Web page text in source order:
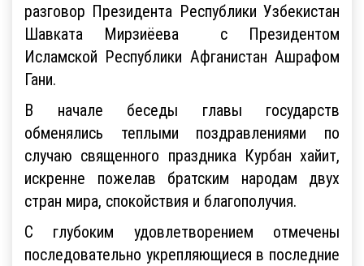
разговор Президента Республики Узбекистан
Шавката Мирзиёева с Президентом
Исламской Республики Афганистан Ашрафом
Гани.
В начале беседы главы государств
обменялись теплыми поздравлениями по
случаю священного праздника Курбан хайит,
искренне пожелав братским народам двух
стран мира, спокойствия и благополучия.
С глубоким удовлетворением отмечены
последовательно укрепляющиеся в последние